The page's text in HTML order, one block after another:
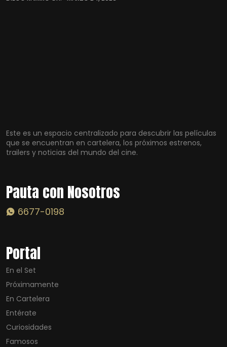
Este es un espacio centralizado para descubrir las películas
que se encuentran en cartelera, los próximos estrenos,
trailers y noticias del mundo del cine.
Pauta con Nosotros
6677-0198
Portal
En el Set
Próximamente
En Cartelera
Entérate
Curiosidades
Famosos